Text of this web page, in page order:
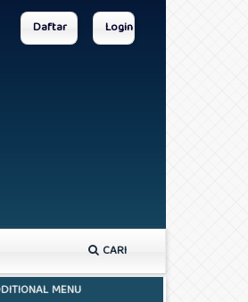
CARI
Daftar Login
MENU